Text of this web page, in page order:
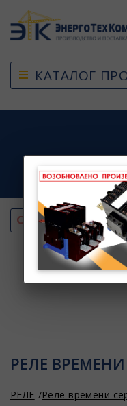
КАТАЛОГ
top
РЕЛЕ
РЕЛЕ Реле времени